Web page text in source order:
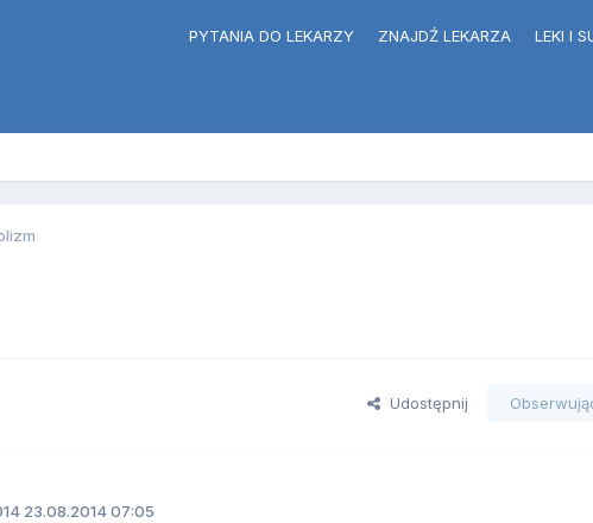
PYTANIA DO LEKARZY ZNAJDŹ LEKARZA LEKI I
Udostępnij
23.08.2014 07:05